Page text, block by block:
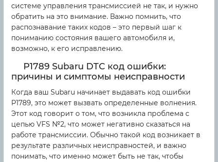
системе управления трансмиссией не так, и нужно
обратить на это внимание. Важно помнить, что
распознавание таких кодов – это первый шаг к
пониманию состояния вашего автомобиля и,
возможно, к его исправлению.
P1789 Subaru DTC код ошибки:
причины и симптомы неисправности
Когда ваш Subaru начинает выдавать код ошибки
P1789, это может вызвать определенные волнения.
Этот код говорит о том, что возникла проблема с
цепью VFS №2, что может негативно сказаться на
работе трансмиссии. Обычно такой код возникает в
результате различных неисправностей, и важно
понимать, что именно может быть не так, чтобы